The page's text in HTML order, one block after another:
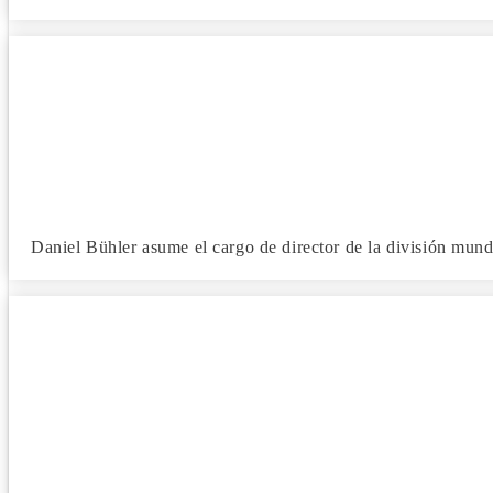
Daniel Bühler asume el cargo de director de la división